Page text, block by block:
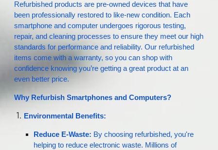
Refurbished products are pre-owned devices that have
been professionally restored to like-new condition. Each
smartphone and computer undergoes rigorous testing,
repair, and cleaning processes to ensure they meet our high
standards for performance and reliability. Our refurbished
items come with a warranty, so you can shop with
confidence knowing you’re getting a great product at an
even better price.
Why Refurbish Smartphones and Computers?
Environmental Benefits:
Reduce E-Waste: By choosing refurbished, you're
helping to reduce electronic waste. Millions of